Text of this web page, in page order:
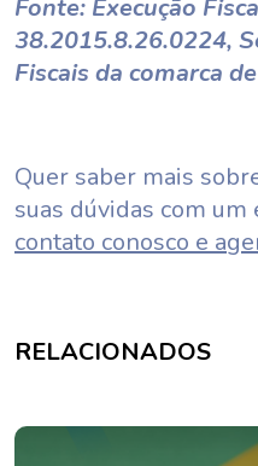
Fonte: Execução
38.2015.8.26.0224,
Fiscais da comarca
Quer saber mais
suas dúvidas com um
contato conosco e
RELACIONADOS